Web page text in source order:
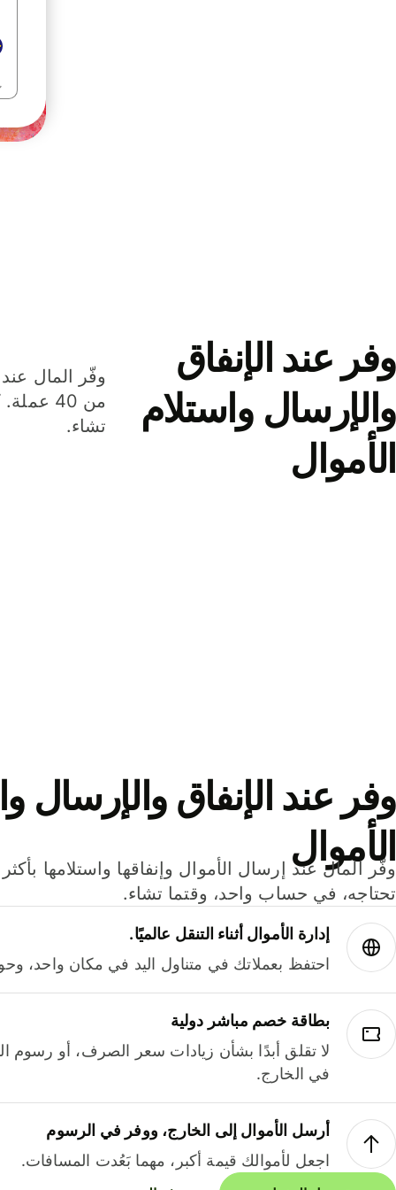
وفر عند الإنفاق
والإرسال واستلام
الأموال
وفّر المال عند
من 40
تشاء.
وفر عند الإنفاق والإرسال
الأموال
تحتاجه، في حساب واحد، وقتما تشاء.
إدارة الأموال أثناء التنقل عالميًا.
احتفظ بعملاتك في متناول اليد في مكان واحد،
بطاقة خصم مباشر دولية
لا تقلق أبدًا بشأن زيادات سعر الصرف، أو رسوم
في الخارج.
أرسل الأموال إلى الخارج، ووفر في الرسوم
اجعل لأموالك قيمة أكبر، مهما بَعُدت المسافات.